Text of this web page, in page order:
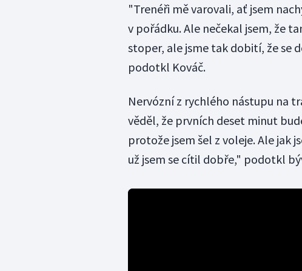
"Trenéři mě varovali, ať jsem
v pořádku. Ale nečekal jsem, že
stoper, ale jsme tak dobití, že se
podotkl Kováč.
Nervózní z rychlého nástupu na
věděl, že prvních deset minut
protože jsem šel z voleje. Ale jak
už jsem se cítil dobře," podotkl